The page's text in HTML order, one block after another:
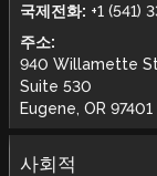
국제전화: +1 (541)
주소:
940 Willamette
Suite 530
Eugene, OR 97401
사회적